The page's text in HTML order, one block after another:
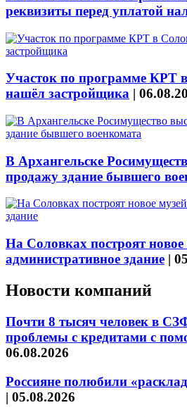
реквизиты перед уплатой
Участок по программе КРТ
нашёл застройщика |
В Архангельске
продажу здание бывшего
На Соловках построят новое
административное здание |
Новости компаний
Почти 8 тысяч человек в
проблемы с кредитами с
06.08.2026
Россияне полюбили
| 05.08.2026